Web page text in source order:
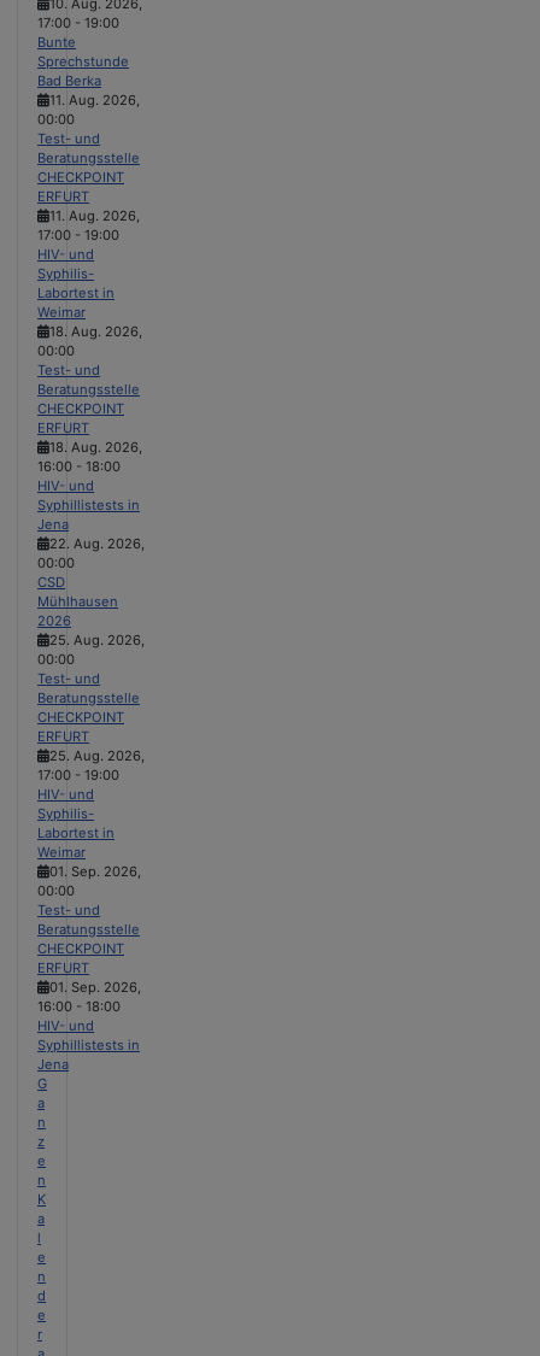
17:00 - 19:00
Bunte
Sprechstunde
Bad Berka
11. Aug. 2026
00:00
Test- und
Beratungsstelle
CHECKPOINT
ERFURT
11. Aug. 2026
17:00 - 19:00
HIV- und
Syphilis-
Labortest in
Weimar
18. Aug. 2026
00:00
Test- und
Beratungsstelle
CHECKPOINT
ERFURT
18. Aug. 2026
16:00 - 18:00
HIV- und
Syphillistests in
Jena
22. Aug. 2026
00:00
CSD
Mühlhausen
2026
25. Aug. 2026
00:00
Test- und
Beratungsstelle
CHECKPOINT
ERFURT
25. Aug. 2026
17:00 - 19:00
HIV- und
Syphilis-
Labortest in
Weimar
01. Sep. 2026
00:00
Test- und
Beratungsstelle
CHECKPOINT
ERFURT
01. Sep. 2026
16:00 - 18:00
HIV- und
Syphillistests in
Jena
G
a
n
z
e
n
K
a
l
e
n
d
e
r